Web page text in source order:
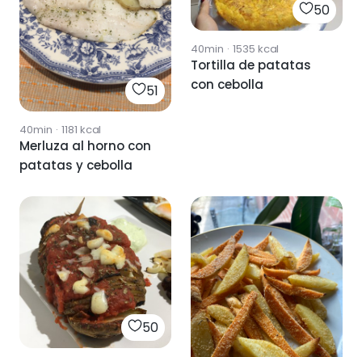
51
40min · 1181 kcal
Merluza al horno con
patatas y cebolla
50
40min · 1535 kcal
Tortilla de patatas
con cebolla
50